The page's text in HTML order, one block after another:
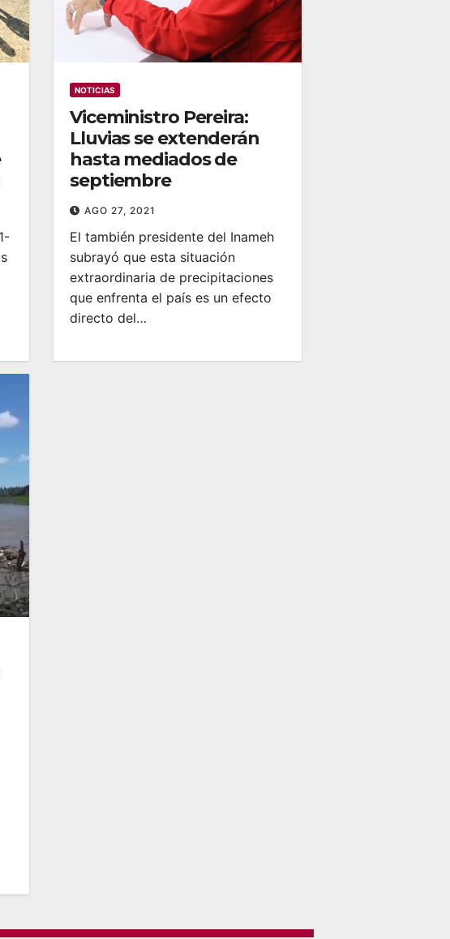
NOTICIAS
Viceministro Pereira:
Lluvias se extenderán
hasta mediados de
septiembre
AGO 27, 2021
El también presidente del Inameh
subrayó que esta situación
extraordinaria de precipitaciones
que enfrenta el país es un efecto
directo del…